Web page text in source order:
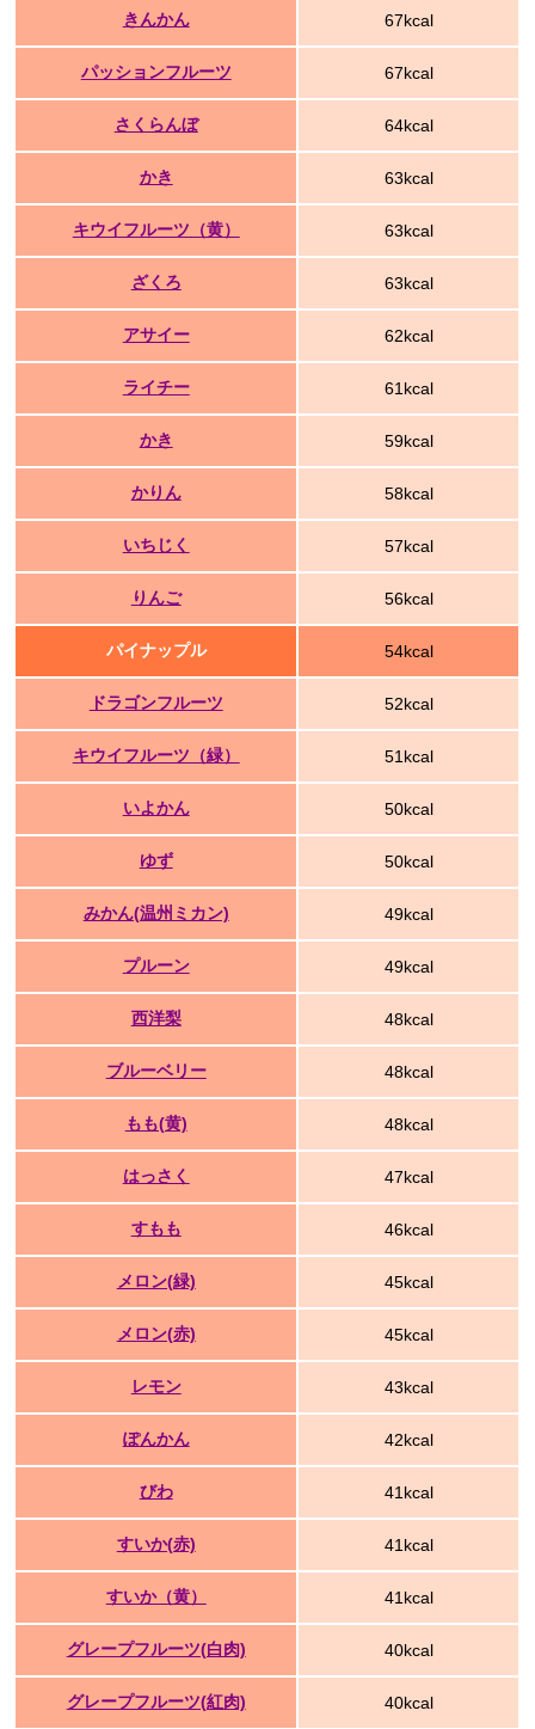
きんかん 67kcal
パッションフルーツ 67kcal
さくらんぼ 64kcal
かき 63kcal
キウイフルーツ（黄） 63kcal
ざくろ 63kcal
アサイー 62kcal
ライチー 61kcal
かき 59kcal
かりん 58kcal
いちじく 57kcal
りんご 56kcal
パイナップル 54kcal
ドラゴンフルーツ 52kcal
キウイフルーツ（緑） 51kcal
いよかん 50kcal
ゆず 50kcal
みかん(温州ミカン) 49kcal
プルーン 49kcal
西洋梨 48kcal
ブルーベリー 48kcal
もも(黄) 48kcal
はっさく 47kcal
すもも 46kcal
メロン(緑) 45kcal
メロン(赤) 45kcal
レモン 43kcal
ぽんかん 42kcal
びわ 41kcal
すいか(赤) 41kcal
すいか（黄） 41kcal
グレープフルーツ(白肉) 40kcal
グレープフルーツ(紅肉) 40kcal